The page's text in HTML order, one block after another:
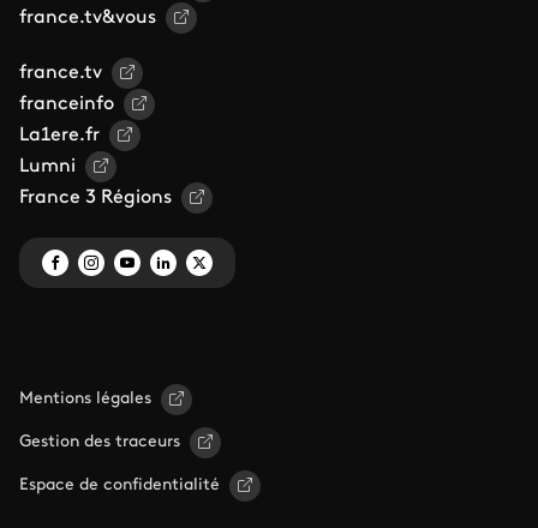
france.tv&vous
france.tv
franceinfo
La1ere.fr
Lumni
France 3 Régions
Mentions légales
Gestion des traceurs
Espace de confidentialité